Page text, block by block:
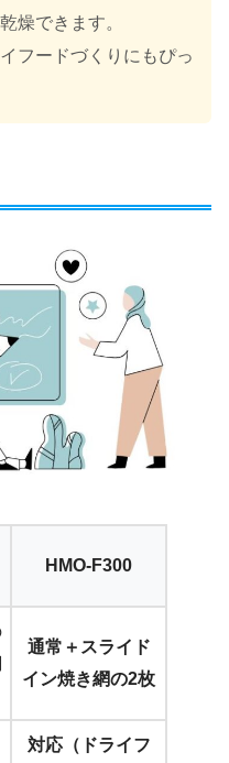
燥できます。
フードづくりにもぴっ
HMO-F300
通常＋スライド
イン焼き網の2枚
対応（ドライフ